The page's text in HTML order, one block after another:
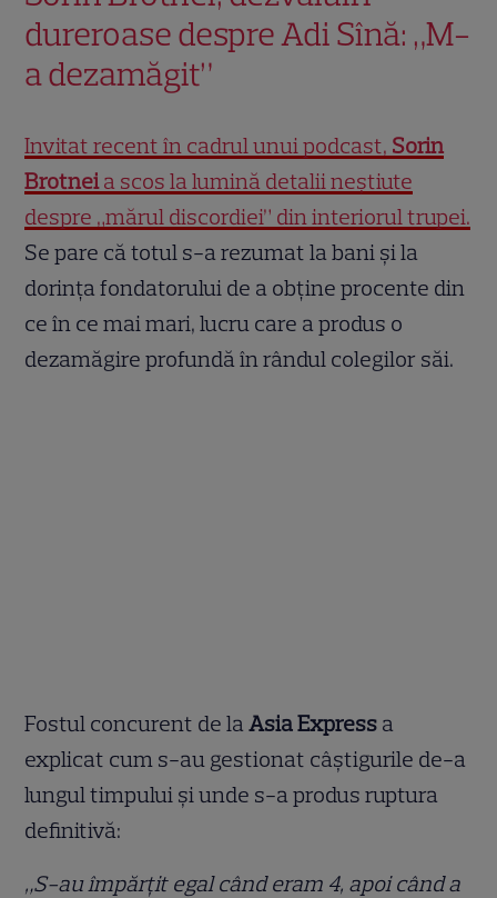
dureroase despre Adi Sînă: „M-
a dezamăgit”
Invitat recent în cadrul unui podcast, Sorin
Brotneia scos la lumină detalii neștiute
despre „mărul discordiei” din interiorul trupei.
Se pare că totul s-a rezumat la bani și la
dorința fondatorului de a obține procente din
ce în ce mai mari, lucru care a produs o
dezamăgire profundă în rândul colegilor săi.
Fostul concurent de laAsia Express a
explicat cum s-au gestionat câștigurile de-a
lungul timpului și unde s-a produs ruptura
definitivă:
„S-au împărțit egal când eram 4, apoi când a